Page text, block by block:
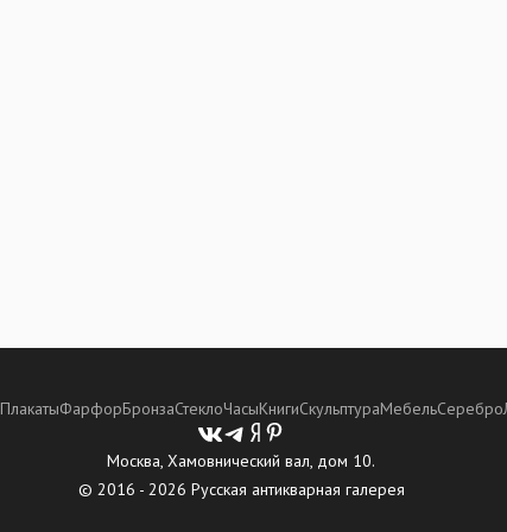
ПлакатыФарфорБронзаСтеклоЧасыКнигиСкульптураМебельСеребро
Москва, Хамовнический вал, дом 10.
© 2016 - 2026 Русская антикварная галерея